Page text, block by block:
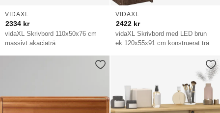
vidaXL Skrivbord 110x50x76 cm
massivt akaciaträ
VIDAXL
2334 kr
vidaXL Skrivbord med LED brun
ek 120x55x91 cm konstruerat trä
VIDAXL
2422 kr